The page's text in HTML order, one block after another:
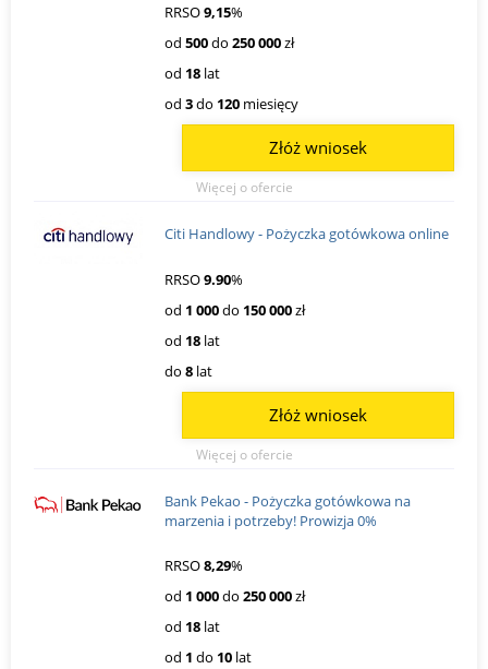
RRSO9,15%
od 500do 250 000zł
od 18 lat
od 3do 120 miesięcy
Więcej o ofercie
Złóż wniosek
Citi Handlowy - Pożyczka gotówkowa online
RRSO9.90%
od 1 000do 150 000zł
od 18 lat
do 8 lat
Więcej o ofercie
Złóż wniosek
Bank Pekao - Pożyczka gotówkowa na
marzenia i potrzeby! Prowizja 0%
RRSO8,29%
od 1 000do 250 000zł
od 18 lat
od 1 do 10 lat